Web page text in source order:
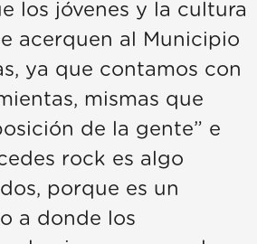
los jóvenes y la cultura
acerquen al Municipio
ya que contamos con
mismas que
de la gente” e
rock es algo
porque es un
a donde los